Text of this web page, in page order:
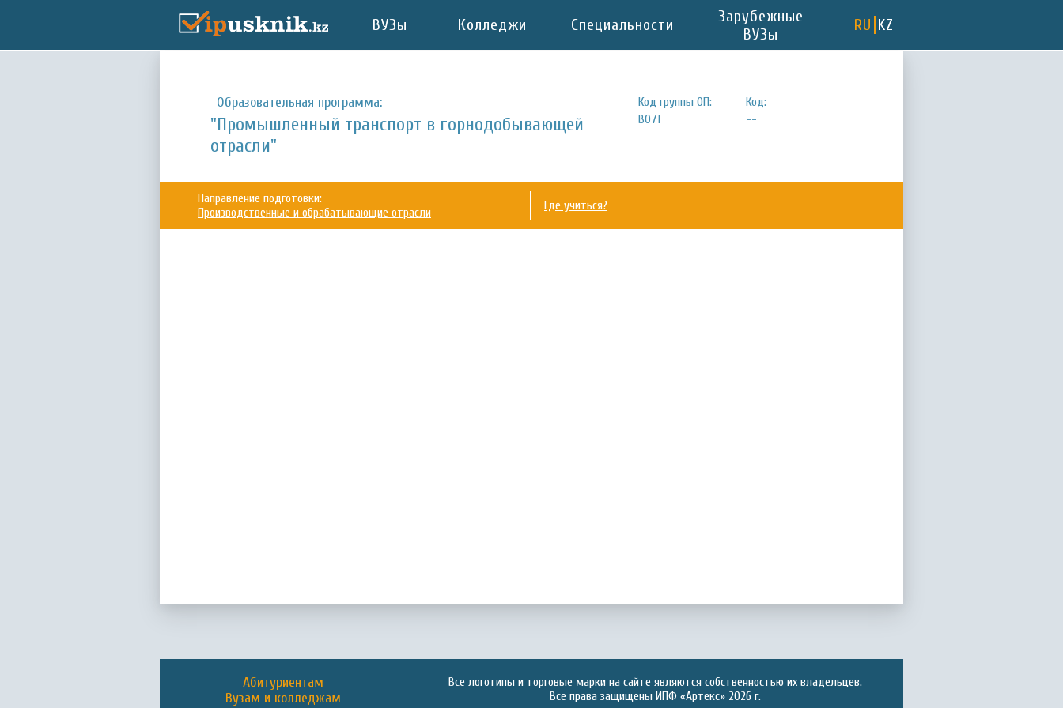
ВУЗы Колледжи Специальности
Зарубежные
ВУЗы
RU KZ
Образовательная программа:
"Промышленный транспорт в горнодобывающей
отрасли"
Код группы ОП:
B071
Код:
--
Направление подготовки:
Производственные и обрабатывающие отрасли
Где учиться?
Абитуриентам
Вузам и колледжам
Все логотипы и торговые марки на сайте являются собственностью их владельцев.
Все права защищены ИПФ «Артекс» 2026 г.